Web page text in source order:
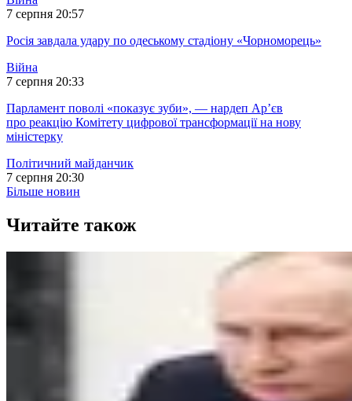
7 серпня 20:57
Росія завдала удару по одеському стадіону «Чорноморець»
Війна
7 серпня 20:33
Парламент поволі «показує зуби», — нардеп Ар’єв
про реакцію Комітету цифрової трансформації на нову
міністерку
Політичний майданчик
7 серпня 20:30
Більше новин
Читайте також